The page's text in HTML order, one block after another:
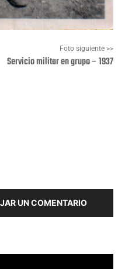
Foto siguiente >>
Servicio militar en grupo – 1937
UN COMENTARIO